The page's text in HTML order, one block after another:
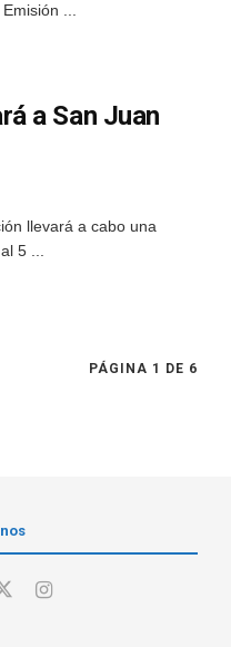
...
a San Juan
llevará a cabo una
5 ...
PÁGINA 1 DE 6